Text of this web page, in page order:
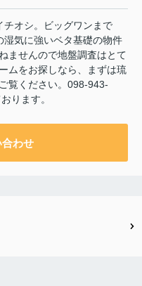
チオシ。ビッグワンまで
気に強いベタ基礎の物件
ませんので地盤調査はとて
ムをお探しなら、まずは琉
覧ください。098-943-
ります。
わせ